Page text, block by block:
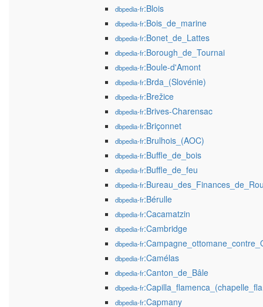
dbpedia-fr:Blois
dbpedia-fr:Bois_de_marine
dbpedia-fr:Bonet_de_Lattes
dbpedia-fr:Borough_de_Tournai
dbpedia-fr:Boule-d'Amont
dbpedia-fr:Brda_(Slovénie)
dbpedia-fr:Brežice
dbpedia-fr:Brives-Charensac
dbpedia-fr:Briçonnet
dbpedia-fr:Brulhois_(AOC)
dbpedia-fr:Buffle_de_bois
dbpedia-fr:Buffle_de_feu
dbpedia-fr
dbpedia-fr:Bérulle
dbpedia-fr:Cacamatzin
dbpedia-fr:Cambridge
dbpedia-fr
dbpedia-fr:Camélas
dbpedia-fr:Canton_de_Bâle
dbpedia-fr
dbpedia-fr:Capmany